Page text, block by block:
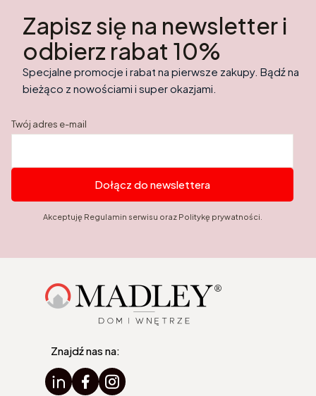
Zapisz się na newsletter i
odbierz rabat 10%
Specjalne promocje i rabat na pierwsze zakupy. Bądź na
bieżąco z nowościami i super okazjami.
Twój adres e-mail
Dołącz do newslettera
Akceptuję Regulamin serwisu oraz Politykę prywatności.
Znajdź nas na: